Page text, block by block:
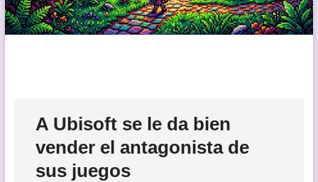
A Ubisoft se le da bien
vender el antagonista de
sus juegos